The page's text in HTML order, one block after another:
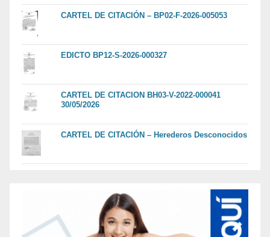
CARTEL DE CITACIÓN – BP02-F-2026-005053
EDICTO BP12-S-2026-000327
CARTEL DE CITACION BH03-V-2022-000041
30/05/2026
CARTEL DE CITACIÓN – Herederos Desconocidos